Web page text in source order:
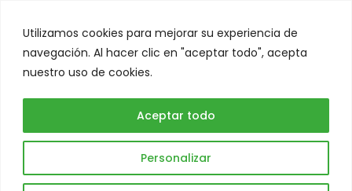
Utilizamos cookies para mejorar su experiencia de
navegación. Al hacer clic en "aceptar todo", acepta
nuestro uso de cookies.
Personalizar
Aceptar todo